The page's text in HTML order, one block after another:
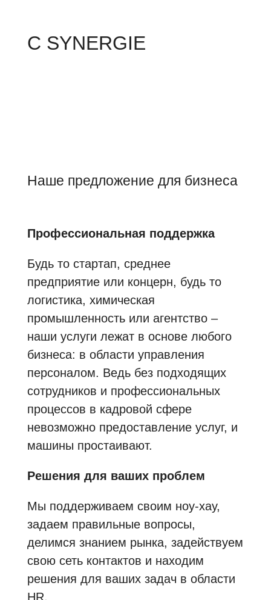
С SYNERGIE
Наше предложение для бизнеса
Профессиональная поддержка
Будь то стартап, среднее
предприятие или концерн, будь то
логистика, химическая
промышленность или агентство –
наши услуги лежат в основе любого
бизнеса: в области управления
персоналом. Ведь без подходящих
сотрудников и профессиональных
процессов в кадровой сфере
невозможно предоставление услуг, и
машины простаивают.
Решения для ваших проблем
Мы поддерживаем своим ноу-хау,
задаем правильные вопросы,
делимся знанием рынка, задействуем
свою сеть контактов и находим
решения для ваших задач в области
HR.